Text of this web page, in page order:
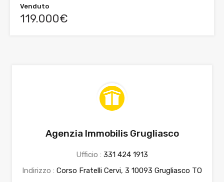
Venduto
119.000€
Agenzia Immobilis Grugliasco
Ufficio : 331 424 1913
Indirizzo : Corso Fratelli Cervi, 3 10093 Grugliasco TO